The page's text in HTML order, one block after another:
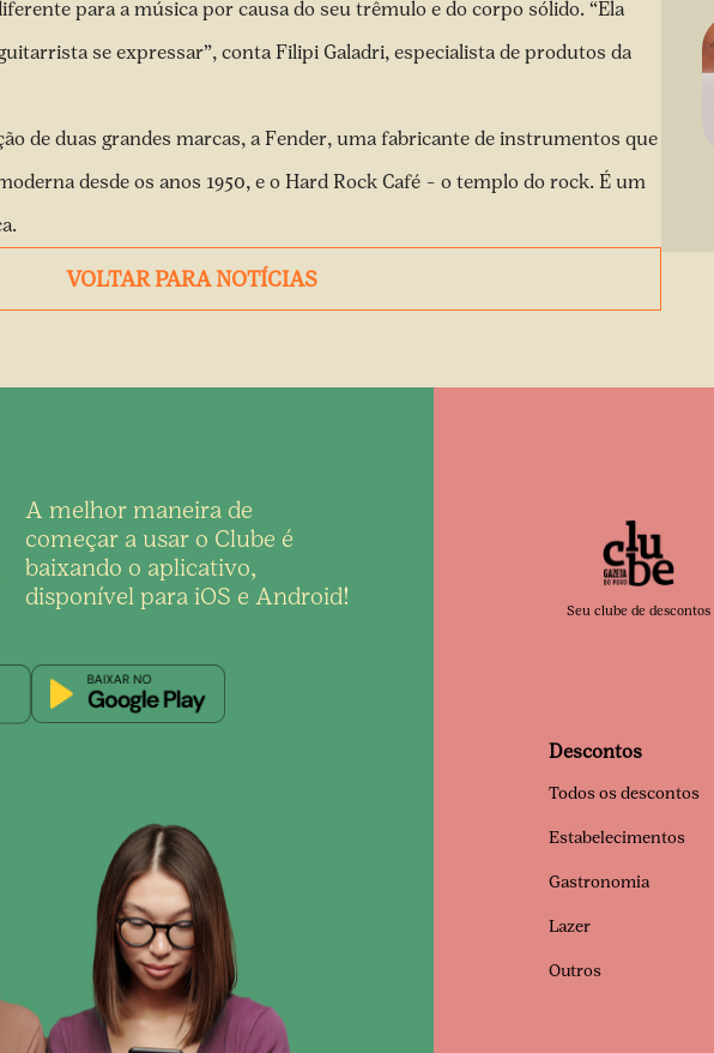
para a música por causa do seu trêmulo e do corpo sólido. “Ela
se expressar”, conta Filipi Galadri, especialista de produtos da
de duas grandes marcas, a Fender, uma fabricante de instrumentos que
desde os anos 1950, e o Hard Rock Café – o templo do rock. É um
VOLTAR PARA NOTÍCIAS
A melhor maneira de
começar a usar o Clube é
baixando o aplicativo,
disponível para iOS e Android!
Seu clube de descontos
Descontos
Todos os descontos
Estabelecimentos
Gastronomia
Lazer
Outros